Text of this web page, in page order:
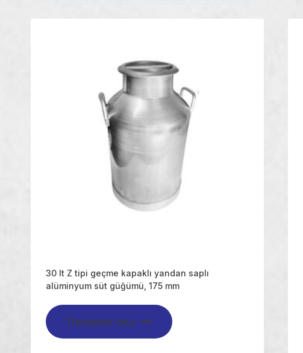
30 lt Z tipi geçme kapaklı yandan saplı
alüminyum süt güğümü, 175 mm
Devamını oku